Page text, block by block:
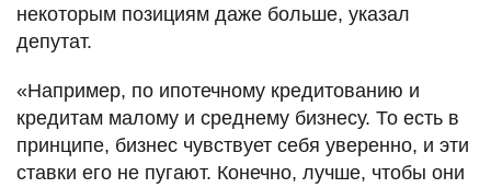
некоторым позициям даже больше, указал
депутат.
«Например, по ипотечному кредитованию и
кредитам малому и среднему бизнесу. То есть в
принципе, бизнес чувствует себя уверенно, и эти
ставки его не пугают. Конечно, лучше, чтобы они